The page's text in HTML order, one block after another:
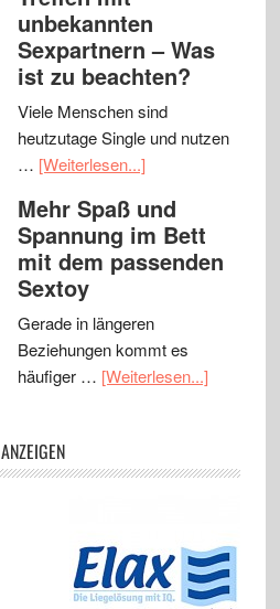
unbekannten
Sexpartnern – Was
ist zu beachten?
Viele Menschen sind
heutzutage Single und nutzen
… [Weiterlesen...]
Mehr Spaß und
Spannung im Bett
mit dem passenden
Sextoy
Gerade in längeren
Beziehungen kommt es
häufiger … [Weiterlesen...]
ANZEIGEN